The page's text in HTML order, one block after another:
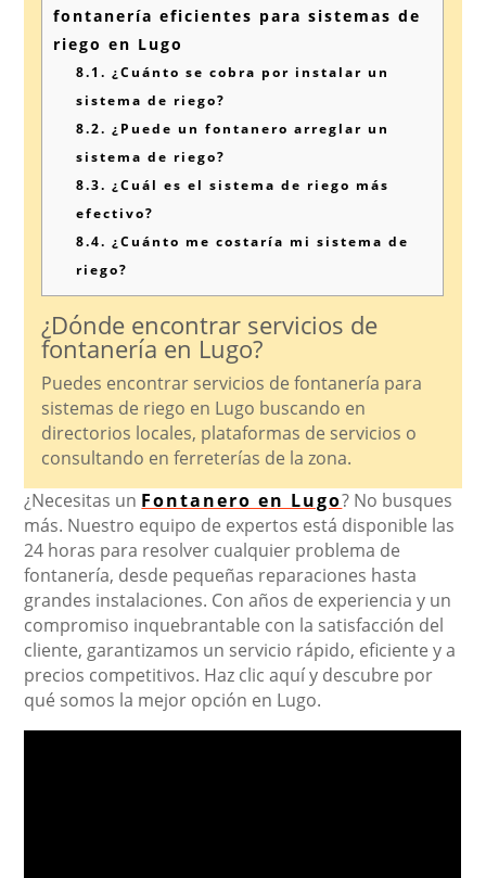
fontanería eficientes para sistemas de
riego en Lugo
8.1. ¿Cuánto se cobra por instalar un
sistema de riego?
8.2. ¿Puede un fontanero arreglar un
sistema de riego?
8.3. ¿Cuál es el sistema de riego más
efectivo?
8.4. ¿Cuánto me costaría mi sistema de
riego?
¿Dónde encontrar servicios de
fontanería en Lugo?
Puedes encontrar servicios de fontanería para
sistemas de riego en Lugo buscando en
directorios locales, plataformas de servicios o
consultando en ferreterías de la zona.
¿Necesitas un Fontanero en Lugo? No busques
más. Nuestro equipo de expertos está disponible las
24 horas para resolver cualquier problema de
fontanería, desde pequeñas reparaciones hasta
grandes instalaciones. Con años de experiencia y un
compromiso inquebrantable con la satisfacción del
cliente, garantizamos un servicio rápido, eficiente y a
precios competitivos. Haz clic aquí y descubre por
qué somos la mejor opción en Lugo.